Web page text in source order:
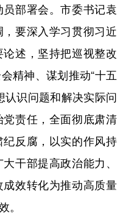
部署会。市委书记袁
要深入学习贯彻习近
述，坚持把巡视整改
精神、谋划推动“十五
认识问题和解决实际问
责任，全面彻底肃清
反腐，以实的作风持
干部提高政治能力、
效转化为推动高质量
。